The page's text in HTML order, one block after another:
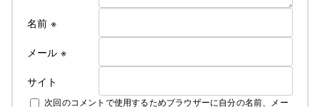
なお、詳しいご料金につきましては
名前 ※
メール ※
サイト
次回のコメントで使用するためブラウザーに自分の名前、メー